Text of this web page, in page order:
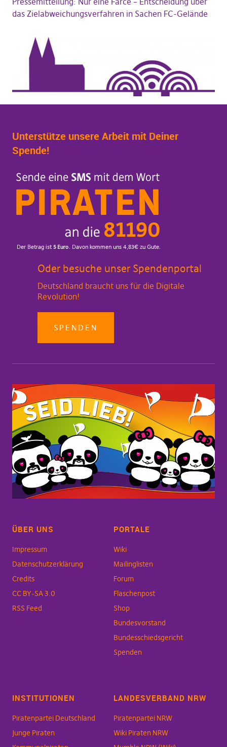
das Zielabweichungsverfahren in Sachen FC-Gelände
Unterstütze unsere Arbeit mit Deiner
Spende!
Oder besuche unser Spendenportal
Deutschland braucht uns für die Digitale
Revolution!
SPENDEN
ÜBER UNS
Impressum
Datenschutzerklärung
Credits
CC BY-SA 3.0
RSS Feed
PORTALE
Wiki
Mailinglisten
Forum
Flaschenpost
Shop
Bundesvorstand
Bundesschiedsgericht
Spenden
INSTITUTIONEN
Piratenpartei Deutschland
Junge Piraten
LANDESVERBAND NRW
Piratenpartei NRW
Wiki Piraten NRW